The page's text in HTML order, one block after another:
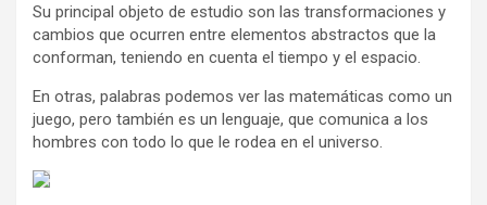
Su principal objeto de estudio son las transformaciones y
cambios que ocurren entre elementos abstractos que la
conforman, teniendo en cuenta el tiempo y el espacio.
En otras, palabras podemos ver las matemáticas como un
juego, pero también es un lenguaje, que comunica a los
hombres con todo lo que le rodea en el universo.